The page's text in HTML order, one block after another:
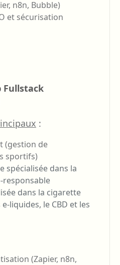
n8n, Bubble)
et sécurisation
Fullstack
:
(gestion de
sportifs)
spécialisée dans la
responsable
dans la cigarette
liquides, le CBD et les
(Zapier, n8n,